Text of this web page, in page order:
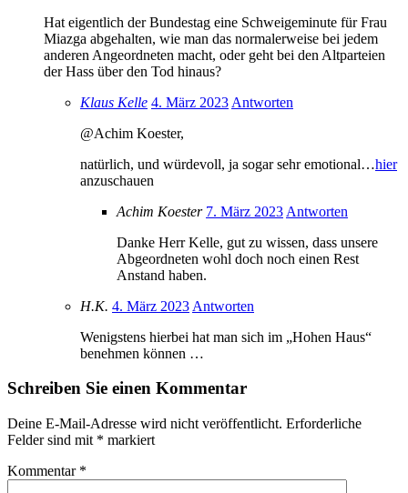
Hat eigentlich der Bundestag eine Schweigeminute für Frau
Miazga abgehalten, wie man das normalerweise bei jedem
anderen Angeordneten macht, oder geht bei den Altparteien
der Hass über den Tod hinaus?
Klaus Kelle 4. März 2023 Antworten
@Achim Koester,
natürlich, und würdevoll, ja sogar sehr emotional…hier
anzuschauen
Achim Koester 7. März 2023 Antworten
Danke Herr Kelle, gut zu wissen, dass unsere
Abgeordneten wohl doch noch einen Rest
Anstand haben.
H.K. 4. März 2023 Antworten
Wenigstens hierbei hat man sich im „Hohen Haus“
benehmen können …
Schreiben Sie einen Kommentar
Deine E-Mail-Adresse wird nicht veröffentlicht. Erforderliche
Felder sind mit * markiert
Kommentar *